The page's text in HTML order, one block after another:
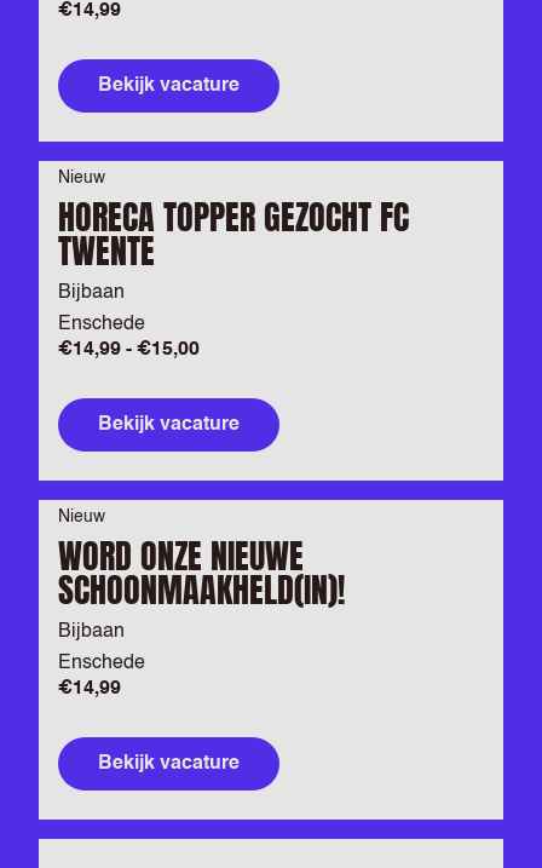
€14,99
Bekijk vacature
Nieuw
HORECA TOPPER GEZOCHT FC
TWENTE
Bijbaan
Enschede
€14,99 - €15,00
Bekijk vacature
Nieuw
WORD ONZE NIEUWE
SCHOONMAAKHELD(IN)!
Bijbaan
Enschede
€14,99
Bekijk vacature